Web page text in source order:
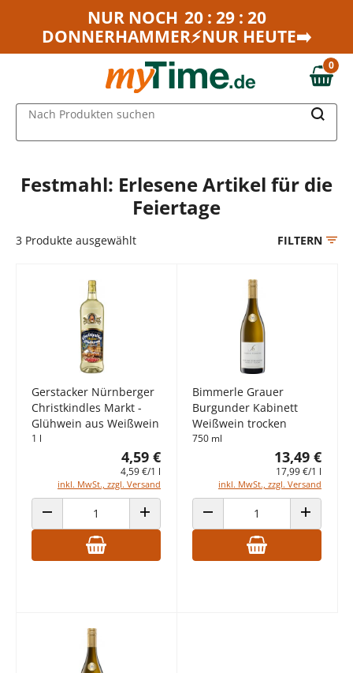
Zum Hauptinhalt springen
Zur Navigation springen
NUR NOCH 20 : 29 : 20
DONNERHAMMER⚡NUR HEUTE➡️
0,00 €
0
Nach Produkten suchen
Festmahl: Erlesene Artikel für die
Feiertage
3 Produkte ausgewählt FILTERN
Gerstacker Nürnberger
Christkindles Markt -
Glühwein aus Weißwein
1 l
4,59 €
4,59 €/1 l
inkl. MwSt., zzgl. Versand
ANZAHL VERRINGERN ANZAHL ERHÖHEN
Bimmerle Grauer
Burgunder Kabinett
Weißwein trocken
750 ml
13,49 €
17,99 €/1 l
inkl. MwSt., zzgl. Versand
ANZAHL VERRINGERN ANZAHL